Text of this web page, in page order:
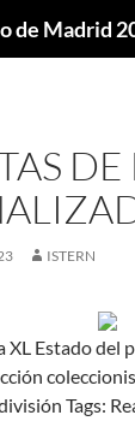
DE
ISTERN
XL Estado
Tags: